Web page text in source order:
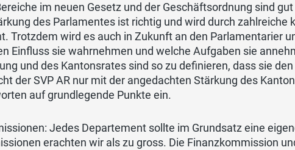
im neuen Gesetz und der Geschäftsordnung sind
des Parlamentes ist richtig und wird durch zahlreiche
Trotzdem wird es auch in Zukunft an den Parlamentarier
Einfluss sie wahrnehmen und welche Aufgaben sie
und des Kantonsrates sind so zu definieren, dass sie
der SVP AR nur mit der angedachten Stärkung des
auf grundlegende Punkte ein.
Jedes Departement sollte im Grundsatz eine
erachten wir als zu gross. Die Finanzkommission